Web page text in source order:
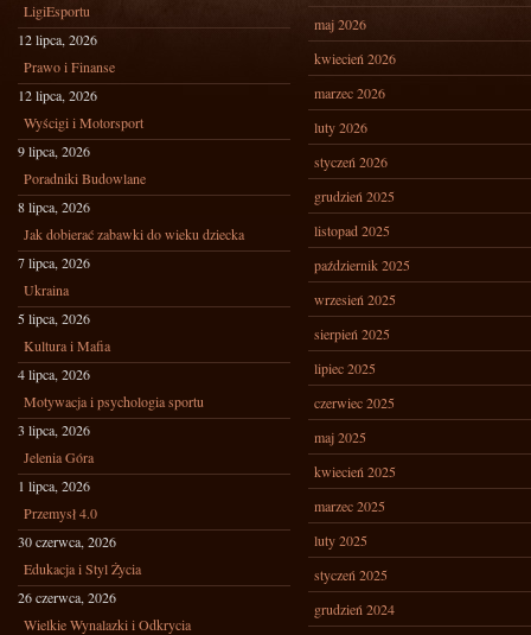
LigiEsportu
12 lipca, 2026
Prawo i Finanse
12 lipca, 2026
Wyścigi i Motorsport
9 lipca, 2026
Poradniki Budowlane
8 lipca, 2026
Jak dobierać zabawki do wieku dziecka
7 lipca, 2026
Ukraina
5 lipca, 2026
Kultura i Mafia
4 lipca, 2026
Motywacja i psychologia sportu
3 lipca, 2026
Jelenia Góra
1 lipca, 2026
Przemysł 4.0
30 czerwca, 2026
Edukacja i Styl Życia
26 czerwca, 2026
Wielkie Wynalazki i Odkrycia
maj 2026
kwiecień 2026
marzec 2026
luty 2026
styczeń 2026
grudzień 2025
listopad 2025
październik 2025
wrzesień 2025
sierpień 2025
lipiec 2025
czerwiec 2025
maj 2025
kwiecień 2025
marzec 2025
luty 2025
styczeń 2025
grudzień 2024